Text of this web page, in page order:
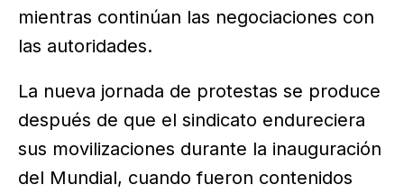
mientras continúan las negociaciones con
las autoridades.
La nueva jornada de protestas se produce
después de que el sindicato endureciera
sus movilizaciones durante la inauguración
del Mundial, cuando fueron contenidos